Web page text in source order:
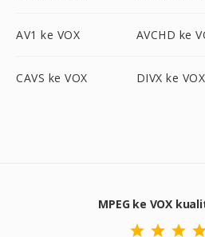
AV1 ke VOX AVCHD ke
CAVS ke VOX DIVX ke VOX
MPEG ke VOX